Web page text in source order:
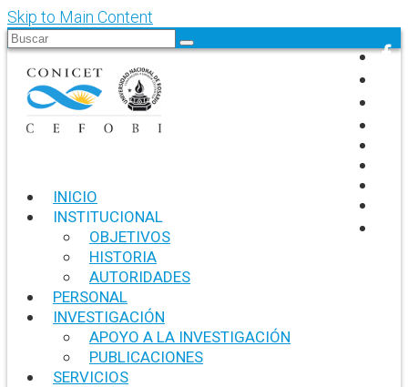
Skip to Main Content
Search
for:
INICIO
INSTITUCIONAL
OBJETIVOS
HISTORIA
AUTORIDADES
PERSONAL
INVESTIGACIÓN
APOYO A LA INVESTIGACIÓN
PUBLICACIONES
SERVICIOS